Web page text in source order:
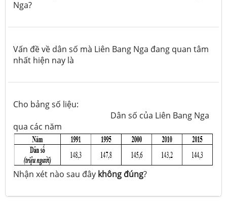
Nga?
Vấn đề về dân số mà Liên Bang Nga đang quan tâm
nhất hiện nay là
Cho bảng số liệu:
Dân số của Liên Bang Nga
qua các năm
Nhận xét nào sau đây không đúng?